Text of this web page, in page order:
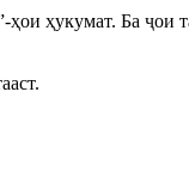
ҳукумат. Ба